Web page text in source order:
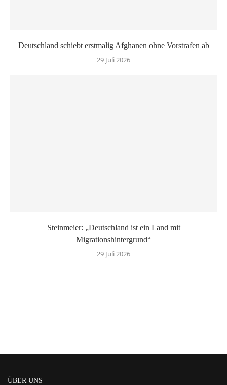
Deutschland schiebt erstmalig Afghanen ohne Vorstrafen ab
29 Juli 2026
Steinmeier: „Deutschland ist ein Land mit
Migrationshintergrund“
29 Juli 2026
ÜBER UNS